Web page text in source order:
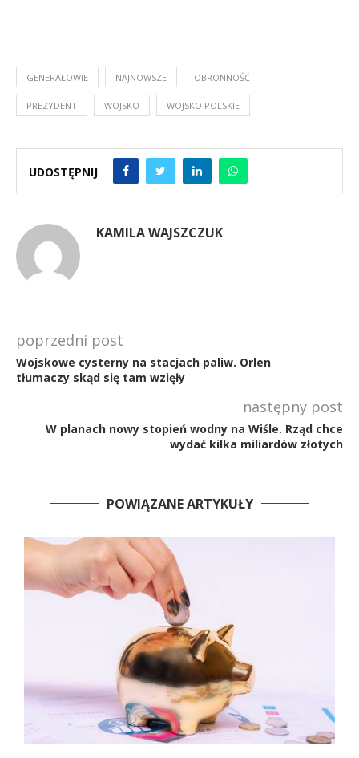
GENERAŁOWIE NAJNOWSZE OBRONNOŚĆ
PREZYDENT WOJSKO WOJSKO POLSKIE
UDOSTĘPNIJ
KAMILA WAJSZCZUK
poprzedni post
Wojskowe cysterny na stacjach paliw. Orlen
tłumaczy skąd się tam wzięły
następny post
W planach nowy stopień wodny na Wiśle. Rząd chce
wydać kilka miliardów złotych
POWIĄZANE ARTYKUŁY